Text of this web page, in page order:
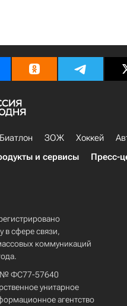
Биатлон ЗОЖ Хоккей
и сервисы Пресс-
в сфере связи,
коммуникаций
№ ФС77-57640
унитарное
агентство